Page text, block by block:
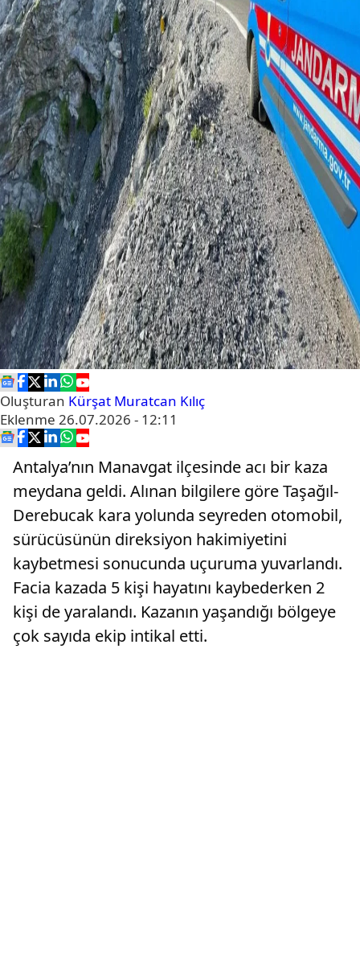
Oluşturan Kürşat Muratcan Kılıç
Eklenme 26.07.2026 - 12:11
Antalya’nın Manavgat ilçesinde acı bir kaza
meydana geldi. Alınan bilgilere göre Taşağıl-
Derebucak kara yolunda seyreden otomobil,
sürücüsünün direksiyon hakimiyetini
kaybetmesi sonucunda uçuruma yuvarlandı.
Facia kazada 5 kişi hayatını kaybederken 2
kişi de yaralandı. Kazanın yaşandığı bölgeye
çok sayıda ekip intikal etti.